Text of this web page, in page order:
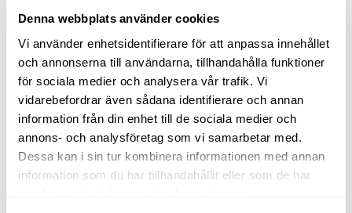
Denna webbplats använder cookies
Vi använder enhetsidentifierare för att anpassa innehållet
och annonserna till användarna, tillhandahålla funktioner
för sociala medier och analysera vår trafik. Vi
vidarebefordrar även sådana identifierare och annan
information från din enhet till de sociala medier och
annons- och analysföretag som vi samarbetar med.
Dessa kan i sin tur kombinera informationen med annan
information som du har tillhandahållit eller som de har
FÅTÖLJER
Gyro fåtölj med armstöd –
läder sauvage terra/ alu
Designfåtöljer från Conform
12.810kr
LÄGG TILL I VARUKORG
FÅRSKINNSFÅTÖLJER
Brilliant fåtölj inkl. pall – fårskinn
graphite/ ek
Above Möbel
16.495 kr
LÄS MER